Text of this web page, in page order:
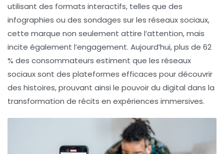
utilisant des formats interactifs, telles que des
infographies ou des sondages sur les réseaux sociaux,
cette marque non seulement attire l’attention, mais
incite également l’engagement. Aujourd’hui, plus de 62
% des consommateurs estiment que les réseaux
sociaux sont des plateformes efficaces pour découvrir
des histoires, prouvant ainsi le pouvoir du digital dans la
transformation de récits en expériences immersives.